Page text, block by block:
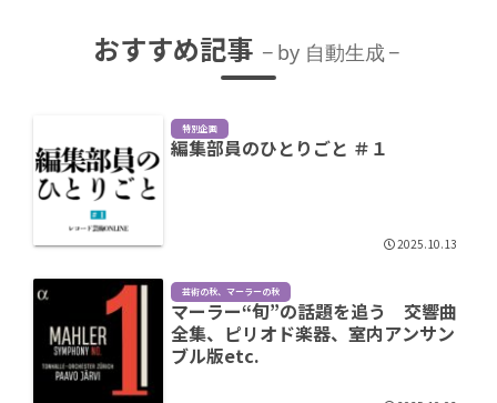
おすすめ記事 by 自動生成
特別企画
編集部員のひとりごと ＃１
2025.10.13
芸術の秋、マーラーの秋
マーラー“旬”の話題を追う 交響曲
全集、ピリオド楽器、室内アンサン
ブル版etc.